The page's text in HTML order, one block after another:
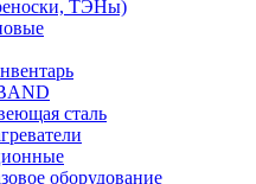
ТЭНы)
сталь
оборудование